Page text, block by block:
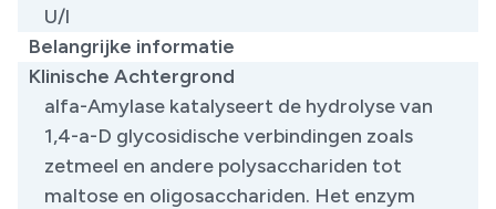
U/l
Belangrijke informatie
Klinische Achtergrond
alfa-Amylase katalyseert de hydrolyse van
1,4-a-D glycosidische verbindingen zoals
zetmeel en andere polysacchariden tot
maltose en oligosacchariden. Het enzym